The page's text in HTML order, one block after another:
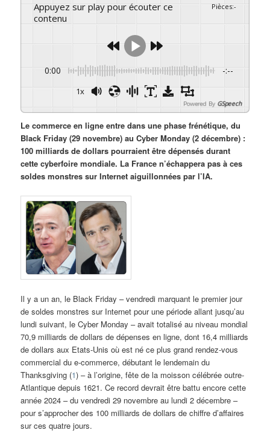
Appuyez sur play pour écouter ce
contenu
Pièces:-
0:00 -:--
1x
Powered By GSpeech
Le commerce en ligne entre dans une phase frénétique, du
Black Friday (29 novembre) au Cyber Monday (2 décembre) :
100 milliards de dollars pourraient être dépensés durant
cette cyberfoire mondiale. La France n’échappera pas à ces
soldes monstres sur Internet aiguillonnées par l’IA.
Il y a un an, le Black Friday – vendredi marquant le premier jour
de soldes monstres sur Internet pour une période allant jusqu’au
lundi suivant, le Cyber Monday – avait totalisé au niveau mondial
70,9 milliards de dollars de dépenses en ligne, dont 16,4 milliards
de dollars aux Etats-Unis où est né ce plus grand rendez-vous
commercial du e-commerce, débutant le lendemain du
Thanksgiving (1) – à l’origine, fête de la moisson célébrée outre-
Atlantique depuis 1621. Ce record devrait être battu encore cette
année 2024 – du vendredi 29 novembre au lundi 2 décembre –
pour s’approcher des 100 milliards de dollars de chiffre d’affaires
sur ces quatre jours.